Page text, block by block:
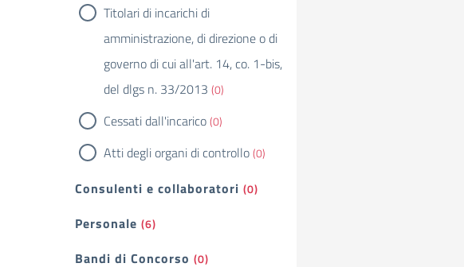
Titolari di incarichi di
amministrazione, di direzione o di
governo di cui all'art. 14, co. 1-bis,
del dlgs n. 33/2013 (0)
Cessati dall'incarico(0)
Atti degli organi di controllo(0)
Consulenti e collaboratori (0)
Personale (6)
Bandi di Concorso (0)